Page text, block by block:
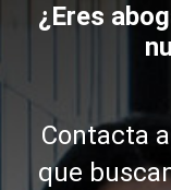
¿Eres
Contacta
que